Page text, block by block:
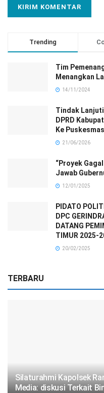
Trending
Tim
Menangkan
14/11/2024
Tindak
DPRD
Ke
21/06/2026
“Proyek
Jawab
12/01/2025
PIDATO
DPC
DATANG
TIMUR 2025-
20/02/2025
TERBARU
Silaturahmi Kapolsek
Media: diskusi Terkait